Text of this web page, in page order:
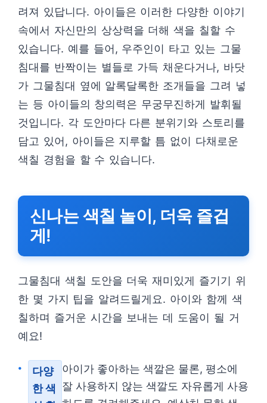
려져 있답니다. 아이들은 이러한 다양한 이야기
속에서 자신만의 상상력을 더해 색을 칠할 수
있습니다. 예를 들어, 우주인이 타고 있는 그물
침대를 반짝이는 별들로 가득 채운다거나, 바닷
가 그물침대 옆에 알록달록한 조개들을 그려 넣
는 등 아이들의 창의력은 무궁무진하게 발휘될
것입니다. 각 도안마다 다른 분위기와 스토리를
담고 있어, 아이들은 지루할 틈 없이 다채로운
색칠 경험을 할 수 있습니다.
신나는 색칠 놀이, 더욱 즐겁
게!
그물침대 색칠 도안을 더욱 재미있게 즐기기 위
한 몇 가지 팁을 알려드릴게요. 아이와 함께 색
칠하며 즐거운 시간을 보내는 데 도움이 될 거
예요!
다양
한 색
아이가 좋아하는 색깔은 물론, 평소에
잘 사용하지 않는 색깔도 자유롭게 사용